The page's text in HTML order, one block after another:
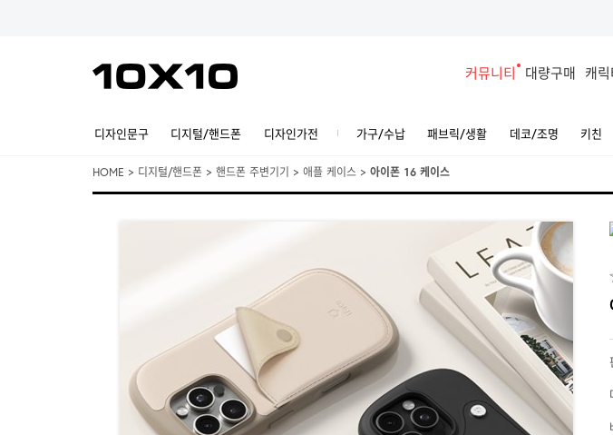
커뮤니티 대량구매 캐릭
디자인문구 디지털/핸드폰 디자인가전 가구/수납 패브릭/생활 데코/조명 키친
HOME > 디지털/핸드폰 > 핸드폰 주변기기 > 애플 케이스 > 아이폰 16 케이스